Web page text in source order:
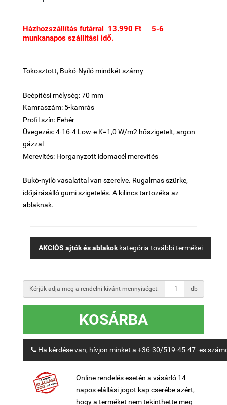
Házhozszállítás futárral 13.990 Ft 5-6
munkanapos szállítási idő.
Tokosztott, Bukó-Nyíló mindkét szárny
Beépítési mélység: 70 mm
Kamraszám: 5-kamrás
Profil szín: Fehér
Üvegezés: 4-16-4 Low-e K=1,0 W/m2 hőszigetelt, argon
gázzal
Merevítés: Horganyzott idomacél merevítés
Bukó-nyíló vasalattal van szerelve. Rugalmas szürke,
időjárásálló gumi szigetelés. A kilincs tartozéka az
ablaknak.
AKCIÓS ajtók és ablakok kategória további termékei
Kérjük adja meg a rendelni kívánt mennyiséget: db
KOSÁRBA
Ha kérdése van, hívjon minket a +36-30/519-45-47 -es
Online rendelés esetén a vásárló 14
napos elállási jogot kap cserébe azért,
hogy a terméket nem tekinthette meg